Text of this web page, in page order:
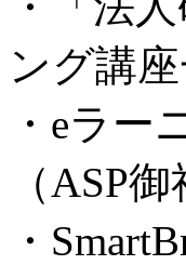
ング講
・eラー
（ASP
・